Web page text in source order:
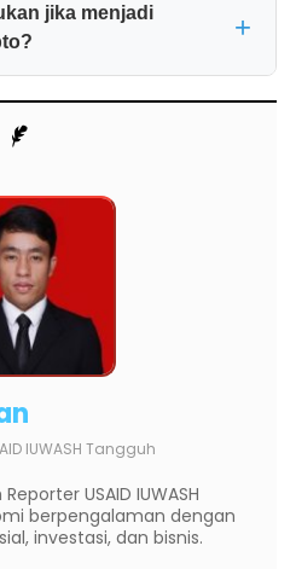
tergantung pada jaringan bank
memakan waktu
jam kerja.
jika menjadi
melampirkan bukti terkait.
OJK di 157, WhatsApp
besar kemungkinan
IUWASH Tangguh
USAID IUWASH
berpengalaman dengan
investasi, dan bisnis.